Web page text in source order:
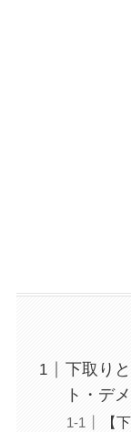
下取り
ト・デ
【